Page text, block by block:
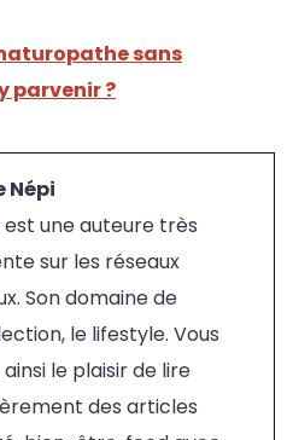
sans
parvenir ?
Népi
est une auteure très
sur les réseaux
Son domaine de
le lifestyle. Vous
le plaisir de lire
des articles